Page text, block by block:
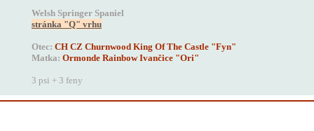
Welsh Springer Spaniel
stránka "Q" vrhu
Otec: CH CZ Churnwood King Of The Castle "Fyn"
Matka: Ormonde Rainbow Ivančice "Ori"
3 psi + 3 feny